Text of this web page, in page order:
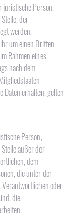
juristische Person,
der
werden,
um einen Dritten
Rahmen eines
nach dem
Daten erhalten, gelten
Person,
außer der
dem
die unter der
oder
die